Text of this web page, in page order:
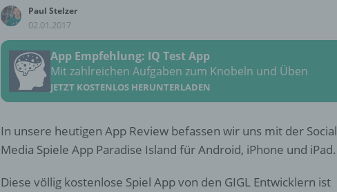
Paul Stelzer
02.01.2017
App Empfehlung: IQ Test App
Mit zahlreichen Aufgaben zum Knobeln und Üben
JETZT KOSTENLOS HERUNTERLADEN
In unsere heutigen App Review befassen wir uns mit der Social
Media Spiele App Paradise Island für Android, iPhone und iPad.
Diese völlig kostenlose Spiel App von den GIGL Entwicklern ist